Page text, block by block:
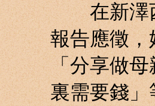
在新澤西
報告應徵
「分享做
裏需要錢」